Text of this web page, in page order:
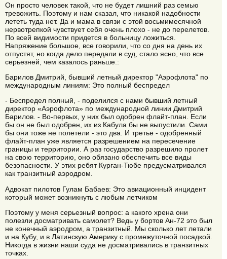
Он просто человек такой, что не будет лишний раз семью
тревожить. Поэтому и нам сказал, что никакой надобности
лететь туда нет. Да и мама в связи с этой восьмимесячной
нервотрепкой чувствует себя очень плохо - не до перелетов.
По всей видимости придется в больницу ложиться.
Напряжение большое, все говорили, что со дня на день их
отпустят, но когда дело передали в суд, стало ясно, что все
серьезней, чем казалось раньше.:
Барилов Дмитрий, бывший летный директор "Аэрофлота" по
международным линиям: Это полный беспредел
- Беспредел полный, - поделился с нами бывший летный
директор «Аэрофлота» по международной линии Дмитрий
Барилов. - Во-первых, у них был одобрен флайт-план. Если
бы он не был одобрен, их из Кабула бы не выпустили. Сами
бы они тоже не полетели - это два. И третье - одобренный
флайт-план уже является разрешением на пересечение
границы и территории. А раз государство разрешило пролет
на свою территорию, оно обязано обеспечить все виды
безопасности. У этих ребят Курган-Тюбе предусматривался
как транзитный аэродром.
Адвокат пилотов Гулам Бабаев: Это авиационный инцидент
который может возникнуть с любым летчиком
Поэтому у меня серьезный вопрос: а какого хрена они
полезли досматривать самолет? Ведь у бортов Ан-72 это был
не конечный аэродром, а транзитный. Мы сколько лет летали
и на Кубу, и в Латинскую Америку с промежуточной посадкой.
Никогда в жизни наши суда не досматривались в транзитных
точках.